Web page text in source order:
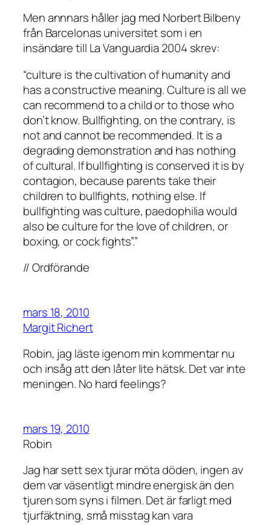
Men annnars håller jag med Norbert Bilbeny
från Barcelonas universitet som i en
insändare till La Vanguardia 2004 skrev:
“culture is the cultivation of humanity and
has a constructive meaning. Culture is all we
can recommend to a child or to those who
don’t know. Bullfighting, on the contrary, is
not and cannot be recommended. It is a
degrading demonstration and has nothing
of cultural. If bullfighting is conserved it is by
contagion, because parents take their
children to bullfights, nothing else. If
bullfighting was culture, paedophilia would
also be culture for the love of children, or
boxing, or cock fights”.”
// Ordförande
mars 18, 2010
Margit Richert
Robin, jag läste igenom min kommentar nu
och insåg att den låter lite hätsk. Det var inte
meningen. No hard feelings?
mars 19, 2010
Robin
Jag har sett sex tjurar möta döden, ingen av
dem var väsentligt mindre energisk än den
tjuren som syns i filmen. Det är farligt med
tjurfäktning, små misstag kan vara